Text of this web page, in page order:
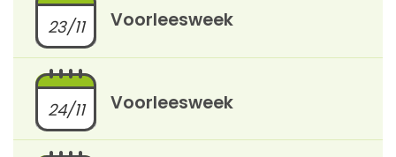
23/11 Voorleesweek
24/11 Voorleesweek